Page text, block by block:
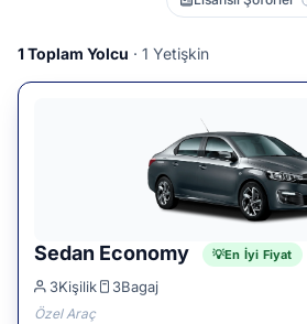
1Toplam Yolcu · 1 Yetişkin
Sedan Economy En İyi Fiyat
3Kişilik 3Bagaj
Özel Araç